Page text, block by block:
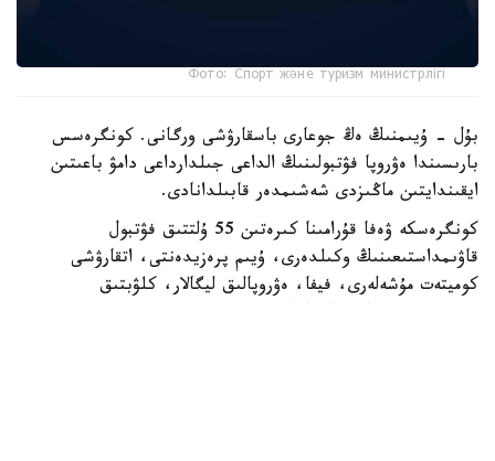
Фото: Спорт және туризм министрлігі
بۇل - ۇيىمنىڭ ەڭ جوعارى باسقارۋشى ورگانى. كونگرەسس
بارىسىندا ەۋروپا فۋتبولىنىڭ الداعى جىلدارداعى دامۋ باعىتىن
ايقىندايتىن ماڭىزدى شەشىمدەر قابىلدانادى.
كونگرەسكە ۋەفا قۇرامىنا كىرەتىن 55 ۇلتتىق فۋتبول
قاۋىمداستىعىنىڭ وكىلدەرى، ۇيىم پرەزيدەنتى، اتقارۋشى
كوميتەت مۇشەلەرى، فيفا، ەۋروپالىق ليگالار، كلۋبتىق